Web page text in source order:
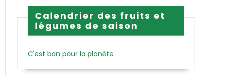
Calendrier des fruits et
légumes de saison
C'est bon pour la planète